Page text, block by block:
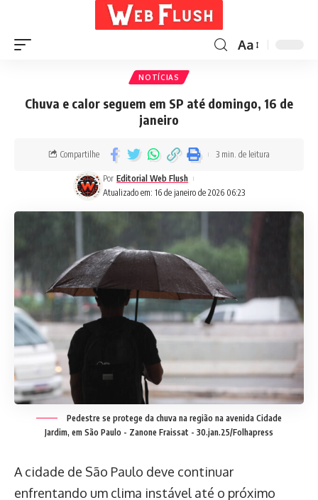
Aa
NOTÍCIAS
Chuva e calor seguem em SP até domingo, 16 de
janeiro
Atualizado em: 16 de janeiro de 2026 06:23
Por Editorial Web Flush
Compartilhe 3 min. de leitura
Pedestre se protege da chuva na região na avenida Cidade
Jardim, em São Paulo - Zanone Fraissat - 30.jan.25/Folhapress
A cidade de São Paulo deve continuar
enfrentando um clima instável até o próximo